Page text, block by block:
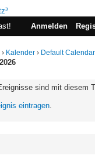
Anmelden
› Kalender › Default Calendar
sind mit diesem
eintragen.